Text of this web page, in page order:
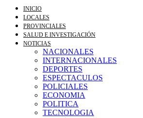
INICIO
LOCALES
PROVINCIALES
SALUD E INVESTIGACIÓN
NOTICIAS
NACIONALES
INTERNACIONALES
DEPORTES
ESPECTACULOS
POLICIALES
ECONOMIA
POLITICA
TECNOLOGIA